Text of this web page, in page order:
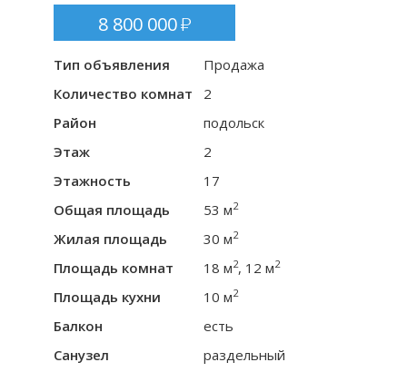
8 800 000
Тип объявления
Продажа
Количество комнат
2
Район
подольск
Этаж
2
Этажность
17
Общая площадь
53 м2
Жилая площадь 30 м2
Площадь комнат 18 м2, 12 м2
Площадь кухни 10 м2
Балкон
есть
Санузел
раздельный